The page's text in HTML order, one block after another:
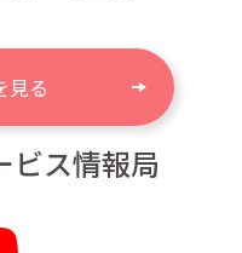
見る
ビス情報局